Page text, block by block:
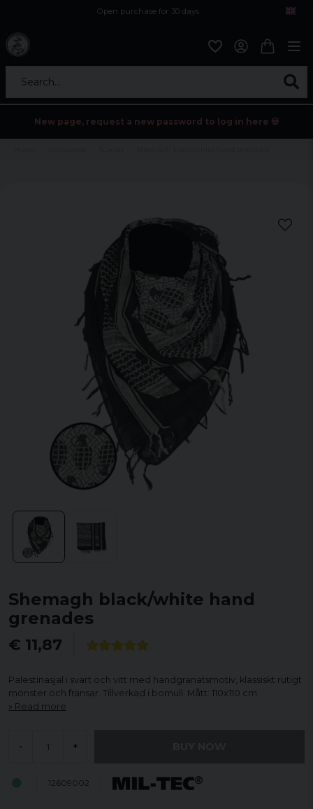
Open purchase for 30 days
Search...
New page, request a new password to log in here 💀
Shemagh black/white hand
grenades
€ 11,87
Palestinasjal i svart och vitt med handgranatsmotiv, klassiskt rutigt
mönster och fransar. Tillverkad i bomull. Mått: 110x110 cm.
Read more
- +
12609002